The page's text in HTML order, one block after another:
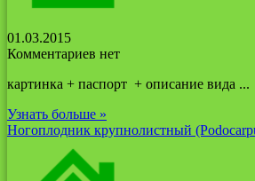
01.03.2015
Комментариев нет
картинка + паспорт + описание вида ...
Узнать больше »
Ногоплодник крупнолистный